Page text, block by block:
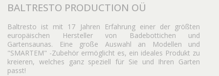
BALTRESTO PRODUCTION OÜ
Baltresto ist mit 17 Jahren Erfahrung einer der größten
europäischen Hersteller von Badebottichen und
Gartensaunas. Eine große Auswahl an Modellen und
"SMARTEM" -Zubehör ermöglicht es, ein ideales Produkt zu
kreieren, welches ganz speziell für Sie und Ihren Garten
passt!